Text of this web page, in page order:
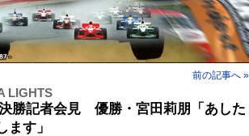
前の記事へ »
LIGHTS
勝記者会見 優勝・宮田莉朋「あした
ます」